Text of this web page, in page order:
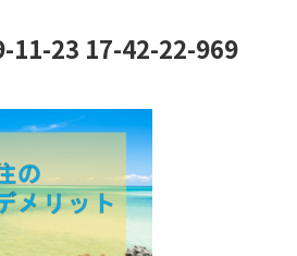
11-23 17-42-22-969